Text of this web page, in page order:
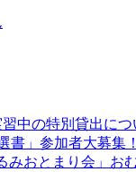
中の特別貸出に
書」参加者大募集
みおとまり会」お